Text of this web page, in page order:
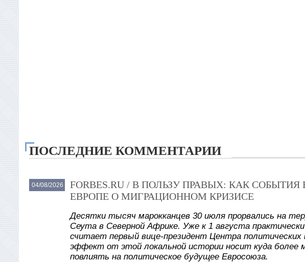
ПОСЛЕДНИЕ КОММЕНТАРИИ
04/08/2026
FORBES.RU / В ПОЛЬЗУ ПРАВЫХ: КАК
ЕВРОПЕ О МИГРАЦИОННОМ КРИЗИСЕ
Десятки тысяч марокканцев 30 июля прорвались на
Сеута в Северной Африке. Уже к 1 августа практически
считает первый вице-президент Центра политических
эффект от этой локальной истории носит куда
повлиять на политическое будущее Евросоюза.